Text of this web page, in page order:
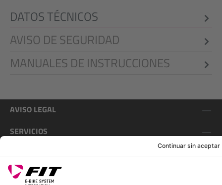
DATOS TÉCNICOS
AVISO DE SEGURIDAD
MANUALES DE INSTRUCCIONES
AVISO LEGAL
SERVICIOS